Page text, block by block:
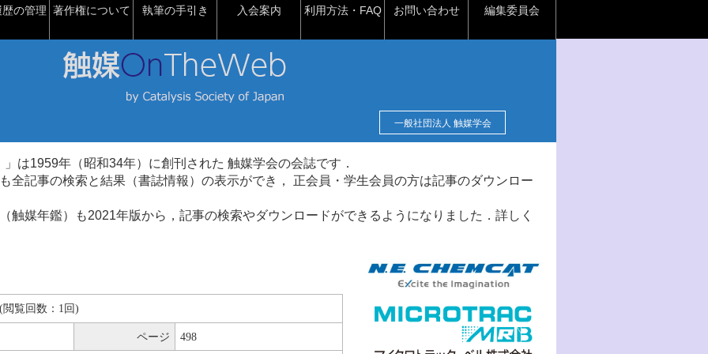
の管理 著作権について 執筆の手引き 入会案内 利用方法・FAQ お問い合わせ 編集委員会
一般社団法人 触媒学会
は1959年（昭和34年）に創刊された 触媒学会の会誌です．
全記事の検索と結果（書誌情報）の表示ができ， 正会員・学生会員の方は記事のダウンロー
触媒年鑑）も2021年版から，記事の検索やダウンロードができるようになりました．詳しく
閲覧回数：1回)
ページ 498